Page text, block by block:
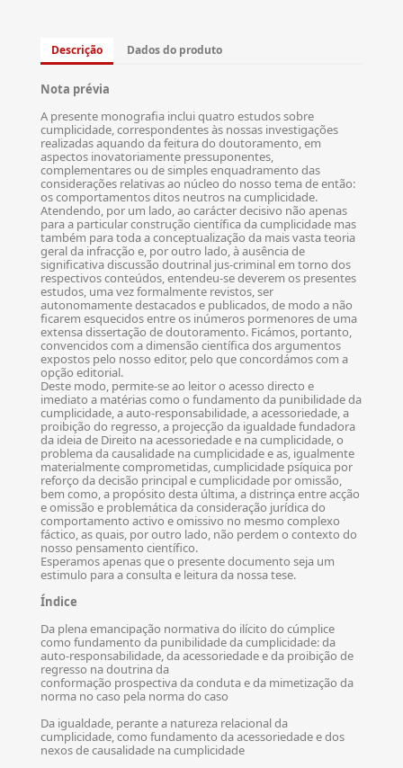
Descrição Dados do produto
Nota prévia
A presente monografia inclui quatro estudos sobre
cumplicidade, correspondentes às nossas investigações
realizadas aquando da feitura do doutoramento, em
aspectos inovatoriamente pressuponentes,
complementares ou de simples enquadramento das
considerações relativas ao núcleo do nosso tema de então:
os comportamentos ditos neutros na cumplicidade.
Atendendo, por um lado, ao carácter decisivo não apenas
para a particular construção científica da cumplicidade mas
também para toda a conceptualização da mais vasta teoria
geral da infracção e, por outro lado, à ausência de
significativa discussão doutrinal jus-criminal em torno dos
respectivos conteúdos, entendeu-se deverem os presentes
estudos, uma vez formalmente revistos, ser
autonomamente destacados e publicados, de modo a não
ficarem esquecidos entre os inúmeros pormenores de uma
extensa dissertação de doutoramento. Ficámos, portanto,
convencidos com a dimensão científica dos argumentos
expostos pelo nosso editor, pelo que concordámos com a
opção editorial.
Deste modo, permite-se ao leitor o acesso directo e
imediato a matérias como o fundamento da punibilidade da
cumplicidade, a auto-responsabilidade, a acessoriedade, a
proibição do regresso, a projecção da igualdade fundadora
da ideia de Direito na acessoriedade e na cumplicidade, o
problema da causalidade na cumplicidade e as, igualmente
materialmente comprometidas, cumplicidade psíquica por
reforço da decisão principal e cumplicidade por omissão,
bem como, a propósito desta última, a distrinça entre acção
e omissão e problemática da consideração jurídica do
comportamento activo e omissivo no mesmo complexo
fáctico, as quais, por outro lado, não perdem o contexto do
nosso pensamento científico.
Esperamos apenas que o presente documento seja um
estimulo para a consulta e leitura da nossa tese.
Índice
Da plena emancipação normativa do ilícito do cúmplice
como fundamento da punibilidade da cumplicidade: da
auto-responsabilidade, da acessoriedade e da proibição de
regresso na doutrina da
conformação prospectiva da conduta e da mimetização da
norma no caso pela norma do caso
Da igualdade, perante a natureza relacional da
cumplicidade, como fundamento da acessoriedade e dos
nexos de causalidade na cumplicidade